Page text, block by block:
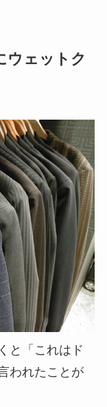
ウェットク
と「これはド
われたことが